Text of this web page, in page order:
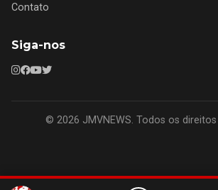
Contato
Siga-nos
© 2026 JMVNEWS. Todos os